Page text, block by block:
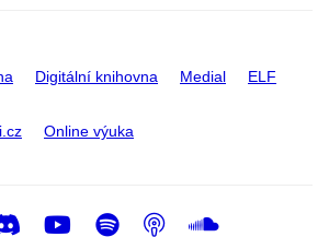
Digitální knihovna Medial ELF
Online výuka
DiscordYoutube
Spotify
Podcast